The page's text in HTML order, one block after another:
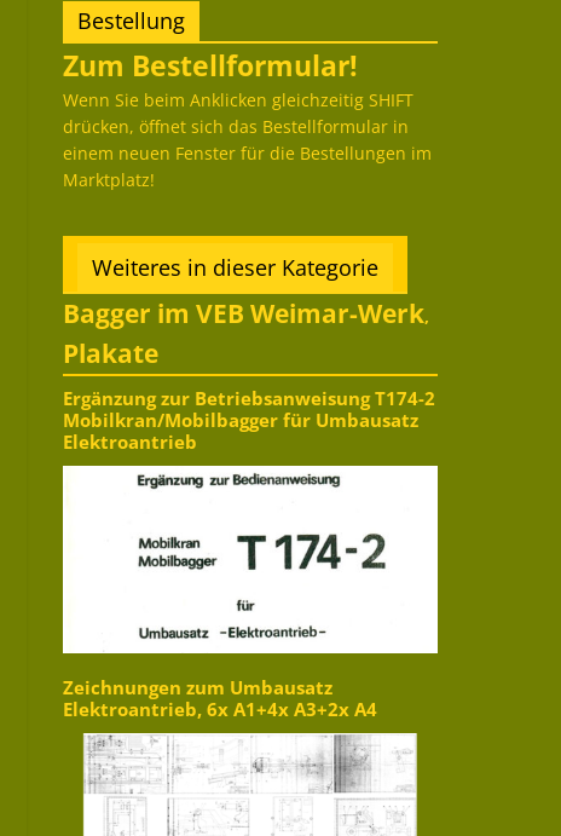
Bestellung
Zum Bestellformular!
Wenn Sie beim Anklicken gleichzeitig SHIFT
drücken, öffnet sich das Bestellformular in
einem neuen Fenster für die Bestellungen im
Marktplatz!
Weiteres in dieser Kategorie
Bagger im VEB Weimar-Werk,
Plakate
Ergänzung zur Betriebsanweisung T174-2
Mobilkran/Mobilbagger für Umbausatz
Elektroantrieb
Zeichnungen zum Umbausatz
Elektroantrieb, 6x A1+4x A3+2x A4